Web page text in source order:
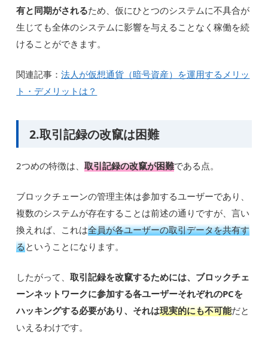
有と同期がされるため、仮にひとつのシステムに不具合が
生じても全体のシステムに影響を与えることなく稼働を続
けることができます。
関連記事：法人が仮想通貨（暗号資産）を運用するメリッ
ト・デメリットは？
2.取引記録の改竄は困難
2つめの特徴は、取引記録の改竄が困難である点。
ブロックチェーンの管理主体は参加するユーザーであり、
複数のシステムが存在することは前述の通りですが、言い
換えれば、これは全員が各ユーザーの取引データを共有す
るということになります。
したがって、取引記録を改竄するためには、ブロックチェ
ーンネットワークに参加する各ユーザーそれぞれのPCを
ハッキングする必要があり、それは現実的にも不可能だと
いえるわけです。